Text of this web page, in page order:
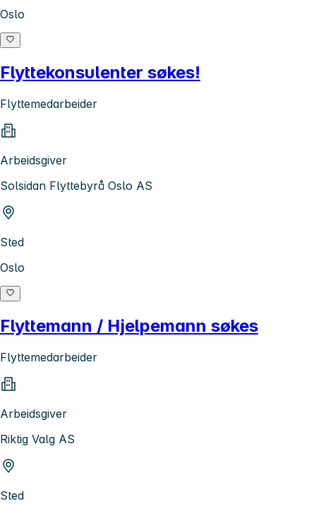
Oslo
Flyttekonsulenter søkes!
Flyttemedarbeider
Arbeidsgiver
Solsidan Flyttebyrå Oslo AS
Sted
Oslo
Flyttemann / Hjelpemann søkes
Flyttemedarbeider
Arbeidsgiver
Riktig Valg AS
Sted